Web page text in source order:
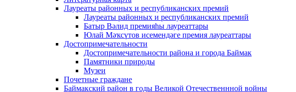
Лауреаты районных и республиканских премий
Лауреаты районных и республиканских премий
Батыр Вәлид премияһы лауреаттары
Юлай Мәҡсүтов исемендәге премия лауреаттары
Достопримечательности
Достопримечательности района и города Баймак
Памятники природы
Музеи
Почетные граждане
Баймакский район в годы Великой Отечественнной войны